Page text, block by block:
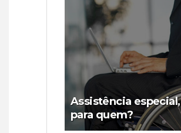
Assistência especial,
para quem?